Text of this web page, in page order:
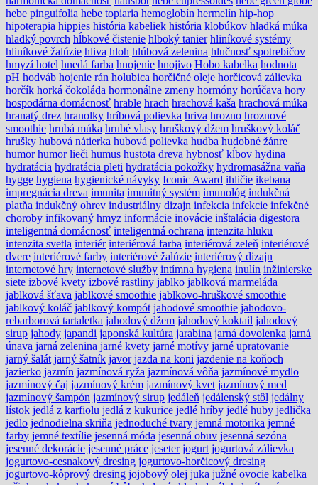
hebe pinguifolia hebe topiaria hemoglobín hermelín hip-hop
hipoterapia hippies história kabeliek história klobúkov hladká múka
hladký povrch hĺbkové čistenie hlboký tanier hliníkové systémy
hliníkové žalúzie hliva hloh hlúbová zelenina hlučnosť spotrebičov
hmyzí hotel hnedá farba hnojenie hnojivo Hobo kabelka hodnota
pH hodváb hojenie rán holubica horčičné oleje horčicová zálievka
horčík horká čokoláda hormonálne zmeny hormóny horúčava hory
hospodárna domácnosť hrable hrach hrachová kaša hrachová múka
hranatý drez hranolky hríbová polievka hriva hrozno hroznové
smoothie hrubá múka hrubé vlasy hruškový džem hruškový koláč
hrušky hubová nátierka hubová polievka hudba hudobné žánre
humor humor lieči humus hustota dreva hybnosť kĺbov hydina
hydratácia hydratácia pleti hydratácia pokožky hydromasážna vaňa
hygge hygiena hygienické návyky Iconic Award ihličie ikebana
impregnácia dreva imunita imunitný systém imunológ indukčná
platňa indukčný ohrev industriálny dizajn infekcia infekcie infekčné
choroby infikovaný hmyz informácie inovácie inštalácia digestora
inteligentná domácnosť inteligentná ochrana intenzita hluku
intenzita svetla interiér interiérová farba interiérová zeleň interiérové
dvere interiérové farby interiérové žalúzie interiérový dizajn
internetové hry internetové služby intímna hygiena inulín inžinierske
siete izbové kvety izbové rastliny jablko jablková marmeláda
jablková šťava jablkové smoothie jablkovo-hruškové smoothie
jablkový koláč jablkový kompót jahodové smoothie jahodovo-
rebarborová tartaletka jahodový džem jahodový koktail jahodový
sirup jahody japandi japonská kultúra jarabina jarná dovolenka jarná
únava jarná zelenina jarné kvety jarné motívy jarné upratovanie
jarný šalát jarný šatník javor jazda na koni jazdenie na koňoch
jazierko jazmín jazmínová ryža jazmínová vôňa jazmínové mydlo
jazmínový čaj jazmínový krém jazmínový kvet jazmínový med
jazmínový šampón jazmínový sirup jedáleň jedálenský stôl jedálny
lístok jedlá z karfiolu jedlá z kukurice jedlé hríby jedlé huby jedlička
jedlo jednodielna skriňa jednoduché tvary jemná motorika jemné
farby jemné textílie jesenná móda jesenná obuv jesenná sezóna
jesenné dekorácie jesenné práce jeseter jogurt jogurtová zálievka
jogurtovo-cesnakový dresing jogurtovo-horčicový dresing
jogurtovo-kôprový dresing jojobový olej juka južné ovocie kabelka